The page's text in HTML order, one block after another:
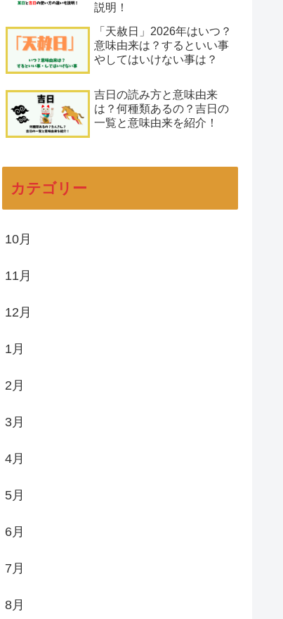
説明！
「天赦日」2026年はいつ？
意味由来は？するといい事
やしてはいけない事は？
吉日の読み方と意味由来
は？何種類あるの？吉日の
一覧と意味由来を紹介！
カテゴリー
10月
11月
12月
1月
2月
3月
4月
5月
6月
7月
8月